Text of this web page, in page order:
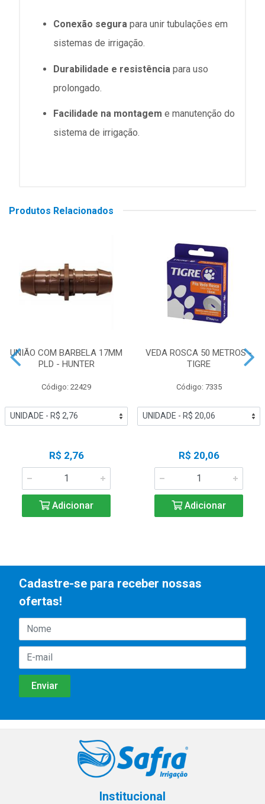
Conexão segura para unir tubulações em
sistemas de irrigação.
Durabilidade e resistência para uso
prolongado.
Facilidade na montagem e manutenção do
sistema de irrigação.
Produtos Relacionados
UNIÃO COM BARBELA 17MM
PLD - HUNTER
Código: 22429
R$ 2,76
Adicionar
VEDA ROSCA 50 METROS -
TIGRE
Código: 7335
R$ 20,06
Adicionar
Cadastre-se para receber nossas
ofertas!
Institucional